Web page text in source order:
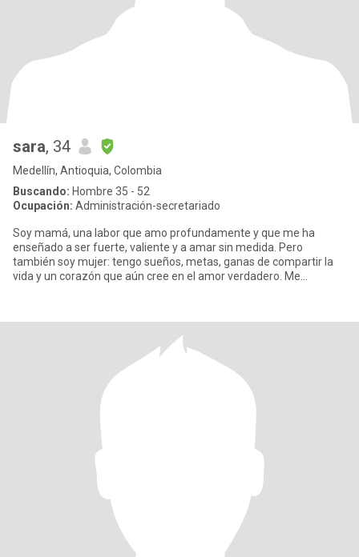
sara, 34
Medellín, Antioquia, Colombia
Buscando: Hombre 35 - 52
Ocupación: Administración-secretariado
Soy mamá, una labor que amo profundamente y que me ha
enseñado a ser fuerte, valiente y a amar sin medida. Pero
también soy mujer: tengo sueños, metas, ganas de compartir la
vida y un corazón que aún cree en el amor verdadero. Me